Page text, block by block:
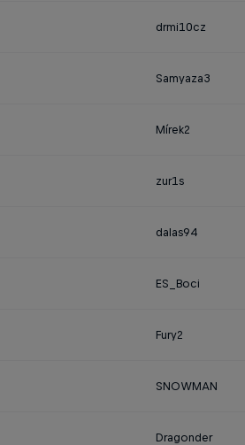
drmi10cz
Samyaza3
Mí­rek2
zur1s
dalas94
ES_Boci
Fury2
SNOWMAN
Dragonder